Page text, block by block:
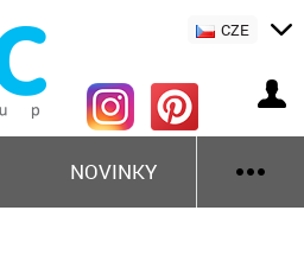
NOVINKY
CZE